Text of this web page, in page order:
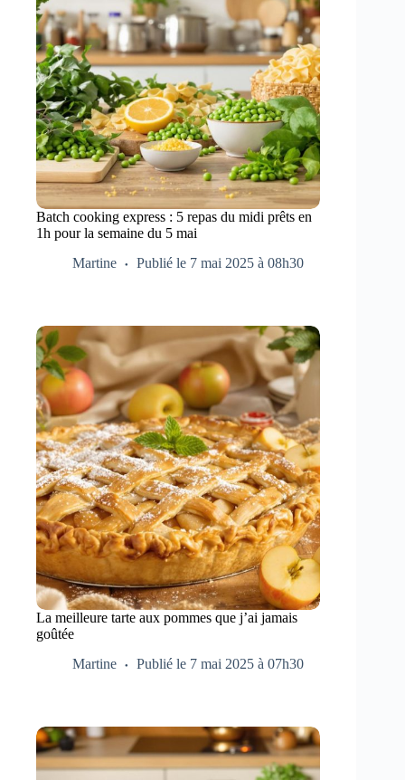
Batch cooking express : 5 repas du midi prêts en
1h pour la semaine du 5 mai
Martine
Publié le 7 mai 2025 à 08h30
La meilleure tarte aux pommes que j’ai jamais
goûtée
Martine
Publié le 7 mai 2025 à 07h30